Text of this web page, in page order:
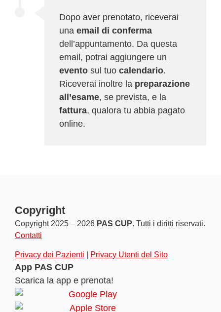
Dopo aver prenotato, riceverai
una email di conferma
dell’appuntamento. Da questa
email, potrai aggiungere un
evento sul tuo calendario.
Riceverai inoltre la preparazione
all’esame, se prevista, e la
fattura, qualora tu abbia pagato
online.
Copyright
Copyright 2025 – 2026 PAS CUP. Tutti i diritti riservati.
Contatti
Privacy dei Pazienti Privacy Utenti del Sito
App PAS CUP
Scarica la app e prenota!